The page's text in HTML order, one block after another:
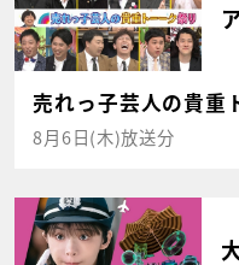
売れっ子芸人の貴重
8月6日(木)放送分